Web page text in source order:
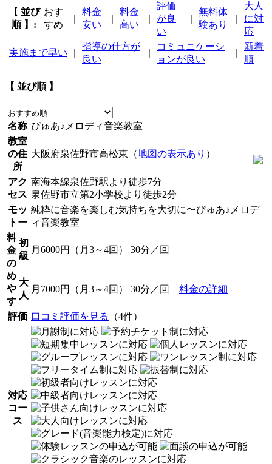
【 並び
順 】:
おす
すめ
料金
安い
料金
高い
評価
が良
い
無料体
験あり
大人
に対
応
実施まで早い
指導の仕方が
良い
コミュニケーシ
ョンが良い
新着
順
【 並び順 】
名称 ぴゅあ♪メロディ音楽教室
教室
の住
所
大阪府泉佐野市高松東（地図の表示あり ）
アク
セス
南海本線泉佐野駅より徒歩7分
泉佐野市立第2小学校より徒歩2分
モッ
トー
純粋に音楽を楽しむ気持ちを大切に〜ぴゅあ♪メロデ
ィ音楽教室
料
金
の
め
や
す
初
級
月6000円（月3～4回） 30分／回
大
人
月7000円（月3～4回） 30分／回 料金の詳細
評価 口コミ評価を見る （4件）
対応
コー
ス